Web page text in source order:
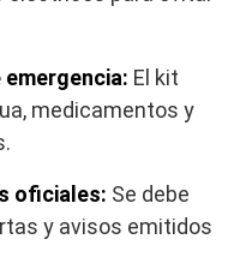
emergencia: El kit
medicamentos y
oficiales: Se debe
y avisos emitidos